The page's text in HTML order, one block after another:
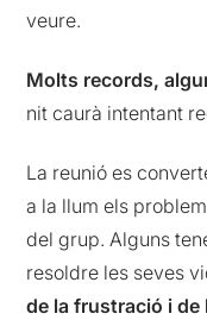
veure.
Molts records,
nit caurà intentant
La reunió es
a la llum els
del grup. Alguns
resoldre les seves
de la frustració i de